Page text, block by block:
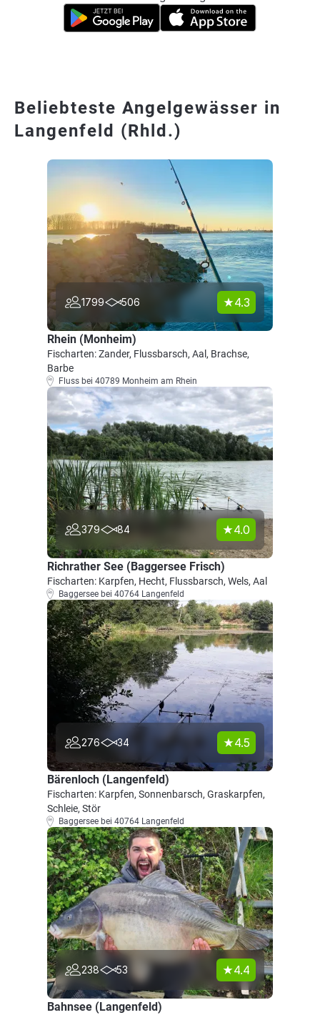
Beliebteste Angelgewässer in
Langenfeld (Rhld.)
1799 506 4.3
Rhein (Monheim)
Fischarten: Zander, Flussbarsch, Aal, Brachse,
Barbe
Fluss bei 40789 Monheim am Rhein
379 84 4.0
Richrather See (Baggersee Frisch)
Fischarten: Karpfen, Hecht, Flussbarsch, Wels, Aal
Baggersee bei 40764 Langenfeld
276 34 4.5
Bärenloch (Langenfeld)
Fischarten: Karpfen, Sonnenbarsch, Graskarpfen,
Schleie, Stör
Baggersee bei 40764 Langenfeld
238 53 4.4
Bahnsee (Langenfeld)